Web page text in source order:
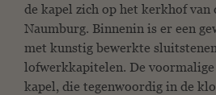
de kapel zich op het kerkhof van
Naumburg. Binnenin is er een
met kunstig bewerkte
lofwerkkapitelen. De
kapel, die tegenwoordig in de